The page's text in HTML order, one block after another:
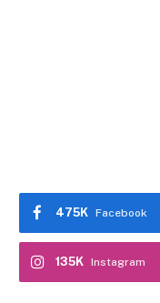
Facebook
475K
Instagram
135K